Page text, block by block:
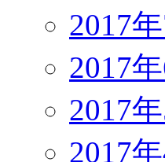
2017
2017
2017
2017